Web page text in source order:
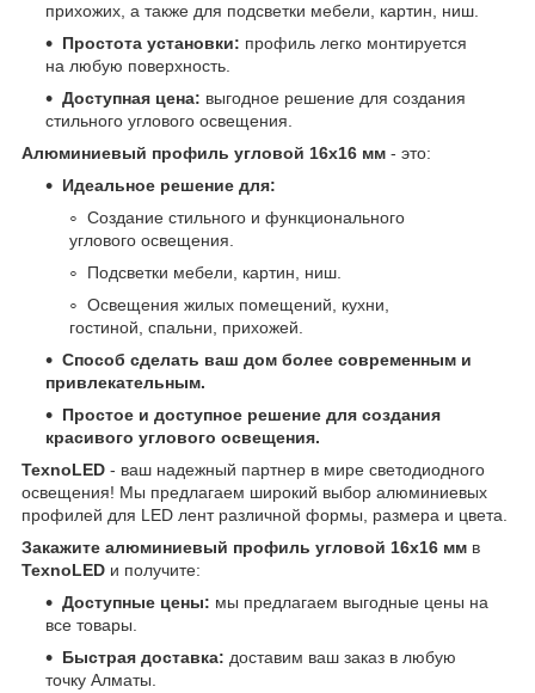
прихожих, а также для подсветки мебели, картин, ниш.
Простота установки: профиль легко монтируется
на любую поверхность.
Доступная цена: выгодное решение для создания
стильного углового освещения.
Алюминиевый профиль угловой 16x16 мм - это:
Идеальное решение для:
Создание стильного и функционального
углового освещения.
Подсветки мебели, картин, ниш.
Освещения жилых помещений, кухни,
гостиной, спальни, прихожей.
Способ сделать ваш дом более современным и
привлекательным.
Простое и доступное решение для создания
красивого углового освещения.
TexnoLED - ваш надежный партнер в мире светодиодного
освещения! Мы предлагаем широкий выбор алюминиевых
профилей для LED лент различной формы, размера и цвета.
Закажите алюминиевый профиль угловой 16x16 мм в
TexnoLED и получите:
Доступные цены: мы предлагаем выгодные цены на
все товары.
Быстрая доставка: доставим ваш заказ в любую
точку Алматы.